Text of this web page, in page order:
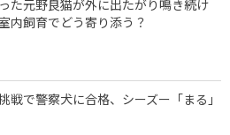
た元野良猫が外に出たがり鳴き続け
飼育でどう寄り添う？
戦で警察犬に合格、シーズー「まる」